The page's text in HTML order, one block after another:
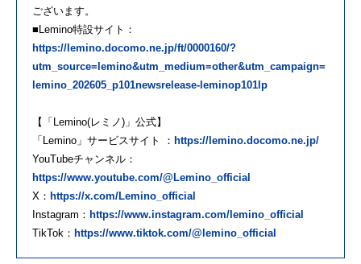
ございます。
■Lemino特設サイト：
https://lemino.docomo.ne.jp/ft/0000160/?
utm_source=lemino&utm_medium=other&utm_campaign=
lemino_202605_p101newsrelease-leminop101lp
【「Lemino(レミノ)」公式】
「Lemino」サービスサイト ： https://lemino.docomo.ne.jp/
YouTubeチャンネル：
https://www.youtube.com/@Lemino_official
X： https://x.com/Lemino_official
Instagram： https://www.instagram.com/lemino_official
TikTok： https://www.tiktok.com/@lemino_official